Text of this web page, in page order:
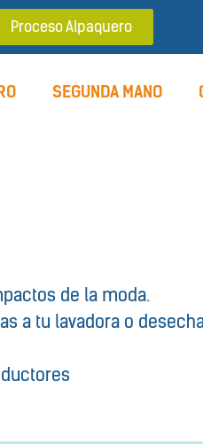
Proceso Alpaquero
SEGUNDA MANO
de la moda.
a tu lavadora o